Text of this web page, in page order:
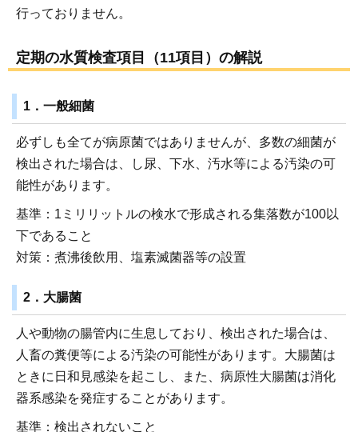
行っておりません。
定期の水質検査項目（11項目）の解説
1．一般細菌
必ずしも全てが病原菌ではありませんが、多数の細菌が
検出された場合は、し尿、下水、汚水等による汚染の可
能性があります。
基準：1ミリリットルの検水で形成される集落数が100以
下であること
対策：煮沸後飲用、塩素滅菌器等の設置
2．大腸菌
人や動物の腸管内に生息しており、検出された場合は、
人畜の糞便等による汚染の可能性があります。大腸菌は
ときに日和見感染を起こし、また、病原性大腸菌は消化
器系感染を発症することがあります。
基準：検出されないこと